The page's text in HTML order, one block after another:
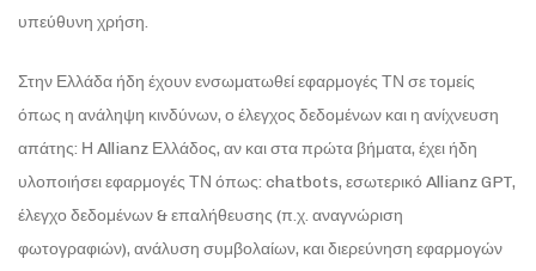
υπεύθυνη χρήση.
Στην Ελλάδα ήδη έχουν ενσωματωθεί εφαρμογές ΤΝ σε τομείς
όπως η ανάληψη κινδύνων, ο έλεγχος δεδομένων και η ανίχνευση
απάτης: Η Allianz Ελλάδος, αν και στα πρώτα βήματα, έχει ήδη
υλοποιήσει εφαρμογές ΤΝ όπως: chatbots, εσωτερικό Allianz GPT,
έλεγχο δεδομένων & επαλήθευσης (π.χ. αναγνώριση
φωτογραφιών), ανάλυση συμβολαίων, και διερεύνηση εφαρμογών